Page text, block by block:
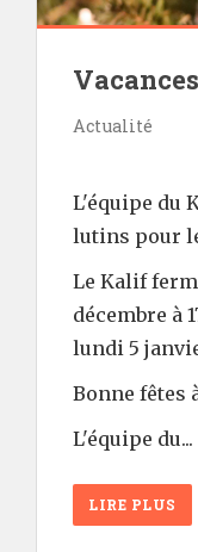
Actualité
L'équipe du
lutins pour
Le Kalif
décembre à
lundi 5
Bonne fêtes
L'équipe du...
LIRE PLUS